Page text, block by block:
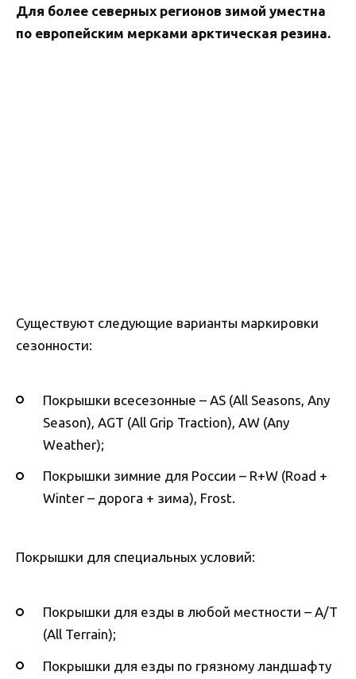
Для более северных регионов зимой уместна
по европейским мерками арктическая резина.
Существуют следующие варианты маркировки
сезонности:
Покрышки всесезонные – AS (All Seasons, Any
Season), AGT (All Grip Traction), AW (Any
Weather);
Покрышки зимние для России – R+W (Road +
Winter – дорога + зима), Frost.
Покрышки для специальных условий:
Покрышки для езды в любой местности – A/T
(All Terrain);
Покрышки для езды по грязному ландшафту